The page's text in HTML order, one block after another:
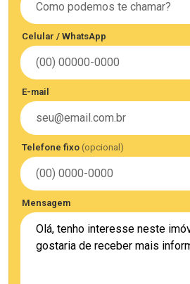
Celular / WhatsApp
E-mail
Telefone fixo (opcional)
Mensagem